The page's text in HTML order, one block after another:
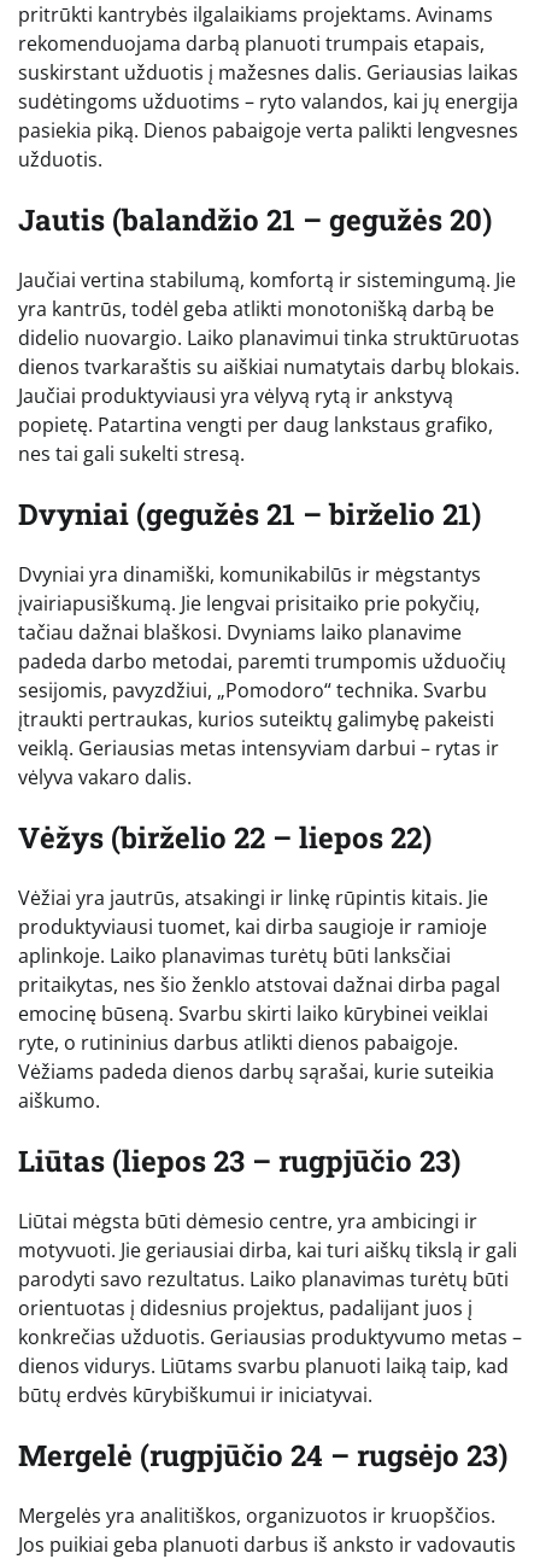
pritrūkti kantrybės ilgalaikiams projektams. Avinams
rekomenduojama darbą planuoti trumpais etapais,
suskirstant užduotis į mažesnes dalis. Geriausias laikas
sudėtingoms užduotims – ryto valandos, kai jų energija
pasiekia piką. Dienos pabaigoje verta palikti lengvesnes
užduotis.
Jautis (balandžio 21 – gegužės 20)
Jaučiai vertina stabilumą, komfortą ir sistemingumą. Jie
yra kantrūs, todėl geba atlikti monotonišką darbą be
didelio nuovargio. Laiko planavimui tinka struktūruotas
dienos tvarkaraštis su aiškiai numatytais darbų blokais.
Jaučiai produktyviausi yra vėlyvą rytą ir ankstyvą
popietę. Patartina vengti per daug lankstaus grafiko,
nes tai gali sukelti stresą.
Dvyniai (gegužės 21 – birželio 21)
Dvyniai yra dinamiški, komunikabilūs ir mėgstantys
įvairiapusiškumą. Jie lengvai prisitaiko prie pokyčių,
tačiau dažnai blaškosi. Dvyniams laiko planavime
padeda darbo metodai, paremti trumpomis užduočių
sesijomis, pavyzdžiui, „Pomodoro“ technika. Svarbu
įtraukti pertraukas, kurios suteiktų galimybę pakeisti
veiklą. Geriausias metas intensyviam darbui – rytas ir
vėlyva vakaro dalis.
Vėžys (birželio 22 – liepos 22)
Vėžiai yra jautrūs, atsakingi ir linkę rūpintis kitais. Jie
produktyviausi tuomet, kai dirba saugioje ir ramioje
aplinkoje. Laiko planavimas turėtų būti lanksčiai
pritaikytas, nes šio ženklo atstovai dažnai dirba pagal
emocinę būseną. Svarbu skirti laiko kūrybinei veiklai
ryte, o rutininius darbus atlikti dienos pabaigoje.
Vėžiams padeda dienos darbų sąrašai, kurie suteikia
aiškumo.
Liūtas (liepos 23 – rugpjūčio 23)
Liūtai mėgsta būti dėmesio centre, yra ambicingi ir
motyvuoti. Jie geriausiai dirba, kai turi aiškų tikslą ir gali
parodyti savo rezultatus. Laiko planavimas turėtų būti
orientuotas į didesnius projektus, padalijant juos į
konkrečias užduotis. Geriausias produktyvumo metas –
dienos vidurys. Liūtams svarbu planuoti laiką taip, kad
būtų erdvės kūrybiškumui ir iniciatyvai.
Mergelė (rugpjūčio 24 – rugsėjo 23)
Mergelės yra analitiškos, organizuotos ir kruopščios.
Jos puikiai geba planuoti darbus iš anksto ir vadovautis